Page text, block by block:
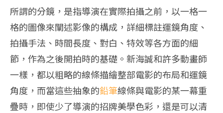
所謂的分鏡，是指導演在實際拍攝之前，以一格一
格的圖像來闡述影像的構成，詳細標註運鏡角度、
拍攝手法、時間長度、對白、特效等各方面的細
節，作為之後開拍時的基礎。新海誠和許多動畫師
一樣，都以粗略的線條描繪整部電影的布局和運鏡
角度，而當這些抽象的鉛筆線條與電影的某一幕重
疊時，即使少了導演的招牌美學色彩，還是可以清